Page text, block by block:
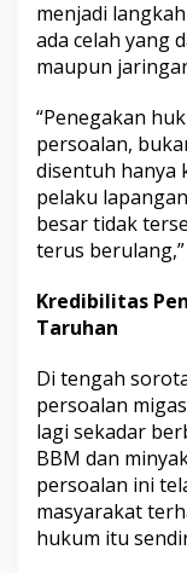
menjadi
ada celah yang
maupun
“Penegakan
persoalan,
disentuh hanya
pelaku
besar tidak
terus
Kredibilitas
Taruhan
Di tengah
persoalan
lagi sekadar
BBM dan
persoalan ini
masyarakat
hukum itu